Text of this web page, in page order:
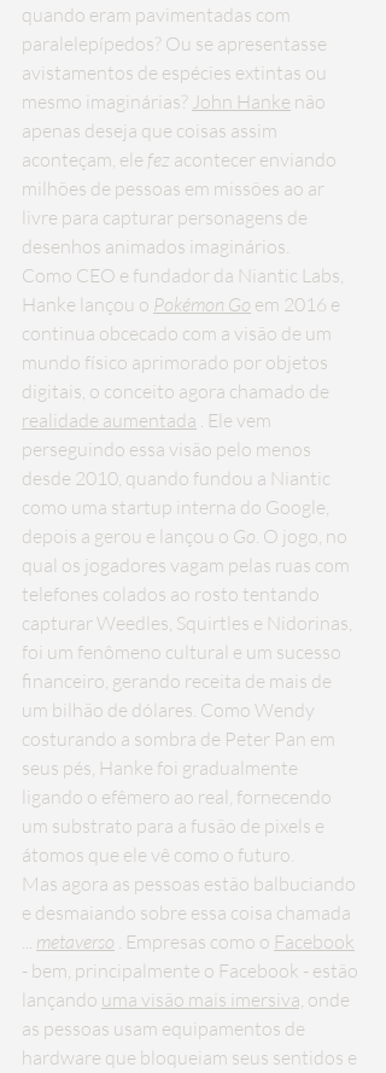
quando eram pavimentadas com
paralelepípedos? Ou se apresentasse
avistamentos de espécies extintas ou
mesmo imaginárias? John Hanke não
apenas deseja que coisas assim
aconteçam, ele fez acontecer enviando
milhões de pessoas em missões ao ar
livre para capturar personagens de
desenhos animados imaginários.
Como CEO e fundador da Niantic Labs,
Hanke lançou o Pokémon Go em 2016 e
continua obcecado com a visão de um
mundo físico aprimorado por objetos
digitais, o conceito agora chamado de
realidade aumentada . Ele vem
perseguindo essa visão pelo menos
desde 2010, quando fundou a Niantic
como uma startup interna do Google,
depois a gerou e lançou o Go. O jogo, no
qual os jogadores vagam pelas ruas com
telefones colados ao rosto tentando
capturar Weedles, Squirtles e Nidorinas,
foi um fenômeno cultural e um sucesso
financeiro, gerando receita de mais de
um bilhão de dólares. Como Wendy
costurando a sombra de Peter Pan em
seus pés, Hanke foi gradualmente
ligando o efêmero ao real, fornecendo
um substrato para a fusão de pixels e
átomos que ele vê como o futuro.
Mas agora as pessoas estão balbuciando
e desmaiando sobre essa coisa chamada
... metaverso . Empresas como o Facebook
- bem, principalmente o Facebook - estão
lançando uma visão mais imersiva, onde
as pessoas usam equipamentos de
hardware que bloqueiam seus sentidos e